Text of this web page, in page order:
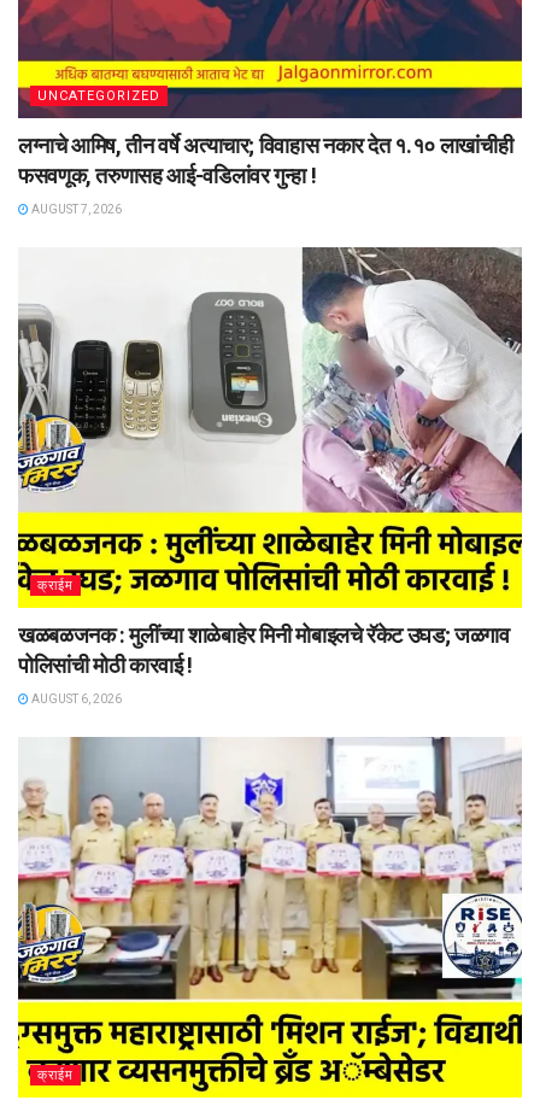
UNCATEGORIZED
लग्नाचे आमिष, तीन वर्षे अत्याचार; विवाहास नकार देत १.१० लाखांचीही
फसवणूक, तरुणासह आई-वडिलांवर गुन्हा !
AUGUST 7, 2026
क्राईम
खळबळजनक : मुलींच्या शाळेबाहेर मिनी मोबाइलचे रॅकेट उघड; जळगाव
पोलिसांची मोठी कारवाई !
AUGUST 6, 2026
क्राईम